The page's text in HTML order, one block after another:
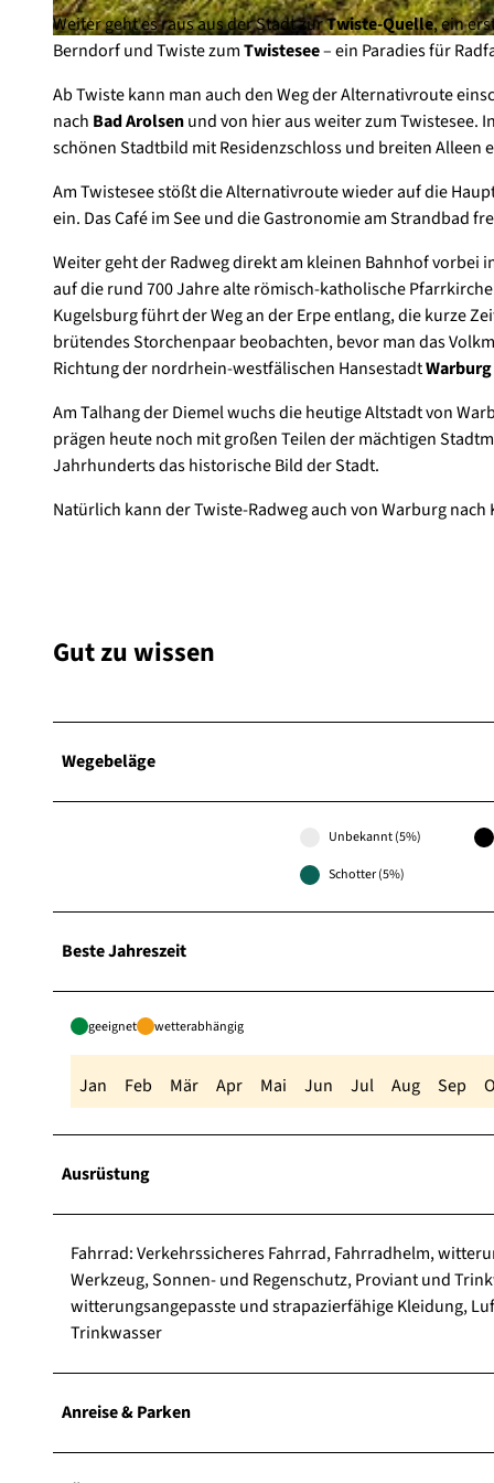
© Touristik Service Bad Arolsen, sabrinity | CC-BY-SA
Weiter geht es raus aus der Stadt zurTwiste-Quelle, ein
Berndorf und Twiste zumTwistesee– ein Paradies für
Ab Twiste kann man auch den Weg der Alternativroute
nach Bad Arolsenund von hier aus weiter zum Twistesee.
schönen Stadtbild mit Residenzschloss und breiten Alleen
Am Twistesee stößt die Alternativroute wieder auf die
ein. Das Café im See und die Gastronomie am Strandbad
Weiter geht der Radweg direkt am kleinen Bahnhof vorbei
auf die rund 700 Jahre alte römisch-katholische
Kugelsburg führt der Weg an der Erpe entlang, die kurze
brütendes Storchenpaar beobachten, bevor man das
Richtung der nordrhein-westfälischen HansestadtWarburg
Am Talhang der Diemel wuchs die heutige Altstadt von
prägen heute noch mit großen Teilen der mächtigen
Jahrhunderts das historische Bild der Stadt.
Natürlich kann der Twiste-Radweg auch von Warburg
Gut zu wissen
Wegebeläge
Unbekannt (5%)
Schotter (5%)
Beste Jahreszeit
geeignet wetterabhängig
Jan Feb Mär Apr Mai Jun Jul Aug Sep
Ausrüstung
Fahrrad: Verkehrssicheres Fahrrad, Fahrradhelm,
Werkzeug, Sonnen- und Regenschutz, Proviant und
witterungsangepasste und strapazierfähige Kleidung,
Trinkwasser
Anreise & Parken